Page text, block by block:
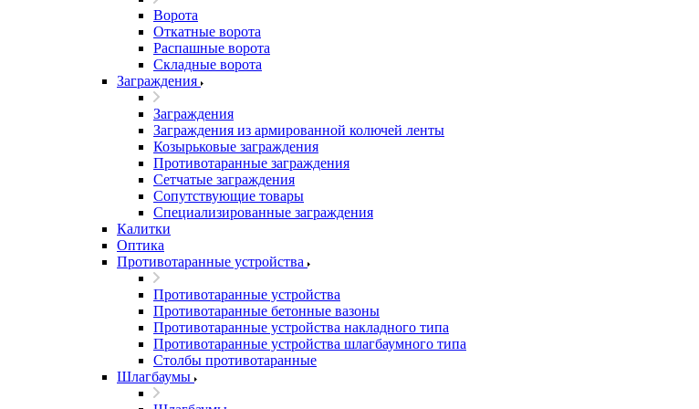
Ворота
Откатные ворота
Распашные ворота
Складные ворота
Заграждения
Заграждения
Заграждения из армированной колючей ленты
Козырьковые заграждения
Противотаранные заграждения
Сетчатые заграждения
Сопутствующие товары
Специализированные заграждения
Калитки
Оптика
Противотаранные устройства
Противотаранные устройства
Противотаранные бетонные вазоны
Противотаранные устройства накладного типа
Противотаранные устройства шлагбаумного типа
Столбы противотаранные
Шлагбаумы